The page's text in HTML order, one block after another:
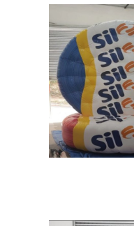
dentre vários
PRODUTO
VANTAGENSA
produto de
segmentos como
shoppi...